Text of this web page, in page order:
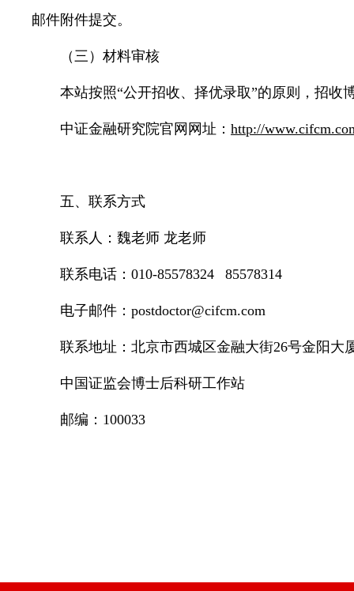
邮件附件提交。
（三）材料审核
本站按照“公开招收、择优录取”的原则，招
中证金融研究院官网网址： http://
五、联系方式
联系人：魏老师 龙老师
联系电话：010-85578324 85578314
电子邮件：postdoctor@cifcm.com
联系地址：北京市西城区金融大街26号金阳大
中国证监会博士后科研工作站
邮编：100033